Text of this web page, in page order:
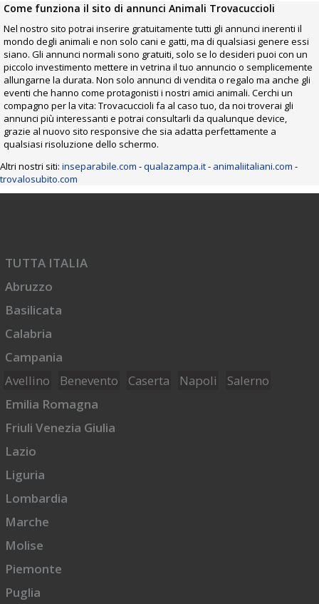
Come funziona il sito di annunci Animali Trovacuccioli
Nel nostro sito potrai inserire gratuitamente tutti gli annunci inerenti il
mondo degli animali e non solo cani e gatti, ma di qualsiasi genere essi
siano. Gli annunci normali sono gratuiti, solo se lo desideri puoi con un
piccolo investimento mettere in vetrina il tuo annuncio o semplicemente
allungarne la durata. Non solo annunci di vendita o regalo ma anche gli
eventi che hanno come protagonisti i nostri amici animali. Cerchi un
compagno per la vita: Trovacuccioli fa al caso tuo, da noi troverai gli
annunci più interessanti e potrai consultarli da qualunque device,
grazie al nuovo sito responsive che sia adatta perfettamente a
qualsiasi risoluzione dello schermo.
Altri nostri siti: inseparabile.com -qualazampa.it- animaliitaliani.com -
trovalosubito.com
TUTTA ITALIA
Abruzzo
Basilicata
Calabria
Campania
Avellino
Benevento Caserta Napoli
Salerno
Emilia Romagna
Friuli Venezia Giulia
Lazio
Liguria
Lombardia
Marche
Molise
Piemonte
Puglia